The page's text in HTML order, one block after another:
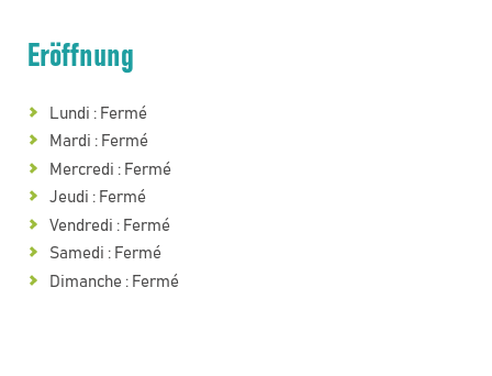
Eröffnung
Lundi : Fermé
Mardi : Fermé
Mercredi : Fermé
Jeudi : Fermé
Vendredi : Fermé
Samedi : Fermé
Dimanche : Fermé